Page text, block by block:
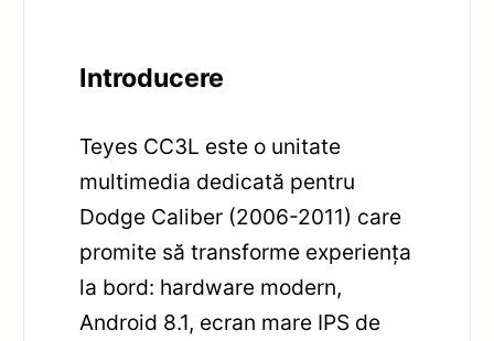
Introducere
Teyes CC3L este o unitate
multimedia dedicată pentru
Dodge Caliber (2006-2011) care
promite să transforme experiența
la bord: hardware modern,
Android 8.1, ecran mare IPS de